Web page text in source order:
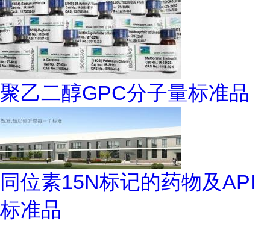
聚乙二醇GPC分子量标准品
同位素15N标记的药物及API
标准品